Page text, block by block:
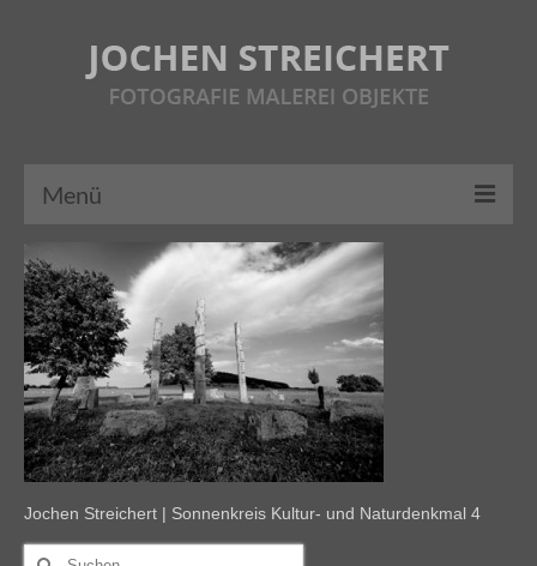
Menü
ÜBER MICH
FOTOGRAFIE
MALEREI
OBJEKTE
AUSSTELLUNGEN
Jochen Streichert | Sonnenkreis Kultur- und Naturdenkmal 4
Suche